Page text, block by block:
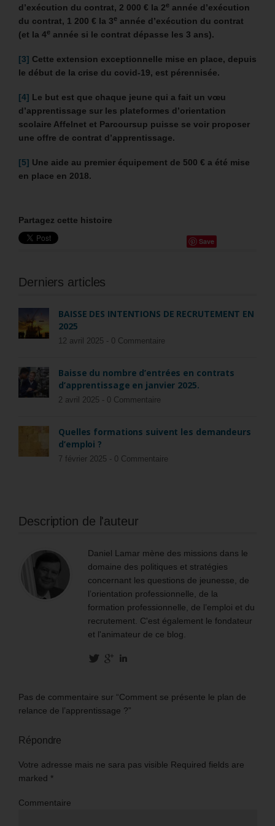
d’exécution du contrat, 2 000 € la 2e année d’exécution
du contrat, 1 200 € la 3e année d’exécution du contrat
(et la 4e année si le contrat dépasse les 3 ans).
[3] Cette extension exceptionnelle mise en place, depuis
le début de la crise du covid-19, est pérennisée.
[4] Le but est que chaque jeune qui a fait un vœu
d’apprentissage sur les plateformes d’orientation
scolaire Affelnet et Parcoursup puisse se voir proposer
une offre de contrat d’apprentissage.
[5] Une aide au premier équipement de 500 € a été mise
en place en 2018.
Partagez cette histoire
Save
Derniers articles
BAISSE DES INTENTIONS DE RECRUTEMENT EN
2025
12 avril 2025 - 0 Commentaire
Baisse du nombre d’entrées en contrats
d’apprentissage en janvier 2025.
2 avril 2025 - 0 Commentaire
Quelles formations suivent les demandeurs
d’emploi ?
7 février 2025 - 0 Commentaire
Description de l'auteur
Daniel Lamar mène des missions dans le
domaine des politiques et stratégies
concernant les questions de jeunesse, de
l’orientation professionnelle, de la
formation professionnelle, de l’emploi et du
recrutement. C'est également le fondateur
et l'animateur de ce blog.
Pas de commentaire sur “Comment se présente le plan de
relance de l’apprentissage ?”
Répondre
Votre adresse mais ne sara pas visible Required fields are
marked *
Commentaire